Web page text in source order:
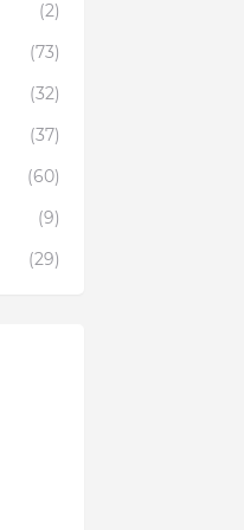
(2)
(73)
(32)
(37)
(60)
(9)
(29)